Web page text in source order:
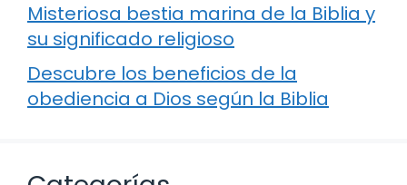
Misteriosa bestia marina de la Biblia y
su significado religioso
Descubre los beneficios de la
obediencia a Dios según la Biblia